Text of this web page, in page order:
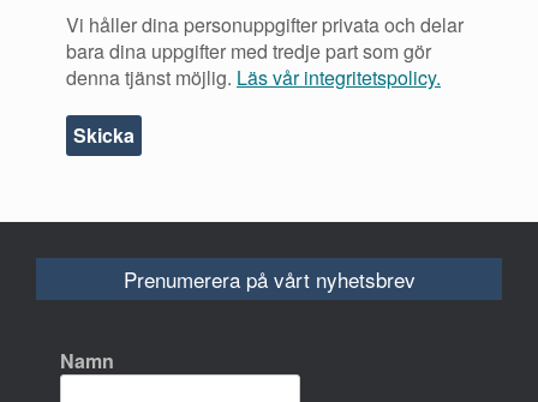
Vi håller dina personuppgifter privata och delar
bara dina uppgifter med tredje part som gör
denna tjänst möjlig. Läs vår integritetspolicy.
Prenumerera på vårt nyhetsbrev
Namn